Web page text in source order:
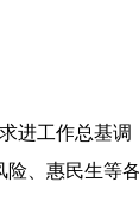
进工作总基调
、惠民生等